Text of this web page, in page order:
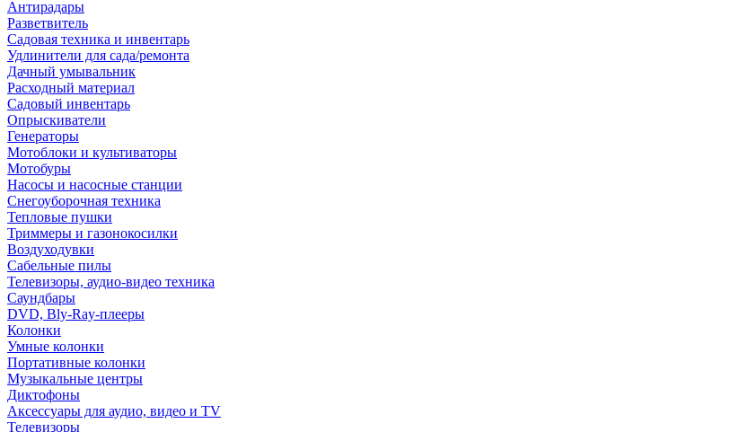
Антирадары
Разветвитель
Садовая техника и инвентарь
Удлинители для сада/ремонта
Дачный умывальник
Расходный материал
Садовый инвентарь
Опрыскиватели
Генераторы
Мотоблоки и культиваторы
Мотобуры
Насосы и насосные станции
Снегоуборочная техника
Тепловые пушки
Триммеры и газонокосилки
Воздуходувки
Сабельные пилы
Телевизоры, аудио-видео техника
Саундбары
DVD, Bly-Ray-плееры
Колонки
Умные колонки
Портативные колонки
Музыкальные центры
Диктофоны
Аксессуары для аудио, видео и TV
Телевизоры